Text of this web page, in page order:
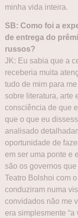
minha vida inteira.
SB: Como foi a
de entrega do
russos?
JK: Eu sabia que a
receberia muita
tudo de mim para
sobre literatura, arte
consciência de que
que o que eu
analisado
oportunidade de
em ser uma ponte e
são os governos
Teatro Bolshoi com
conduziram numa
convidados não me
era simplesmente